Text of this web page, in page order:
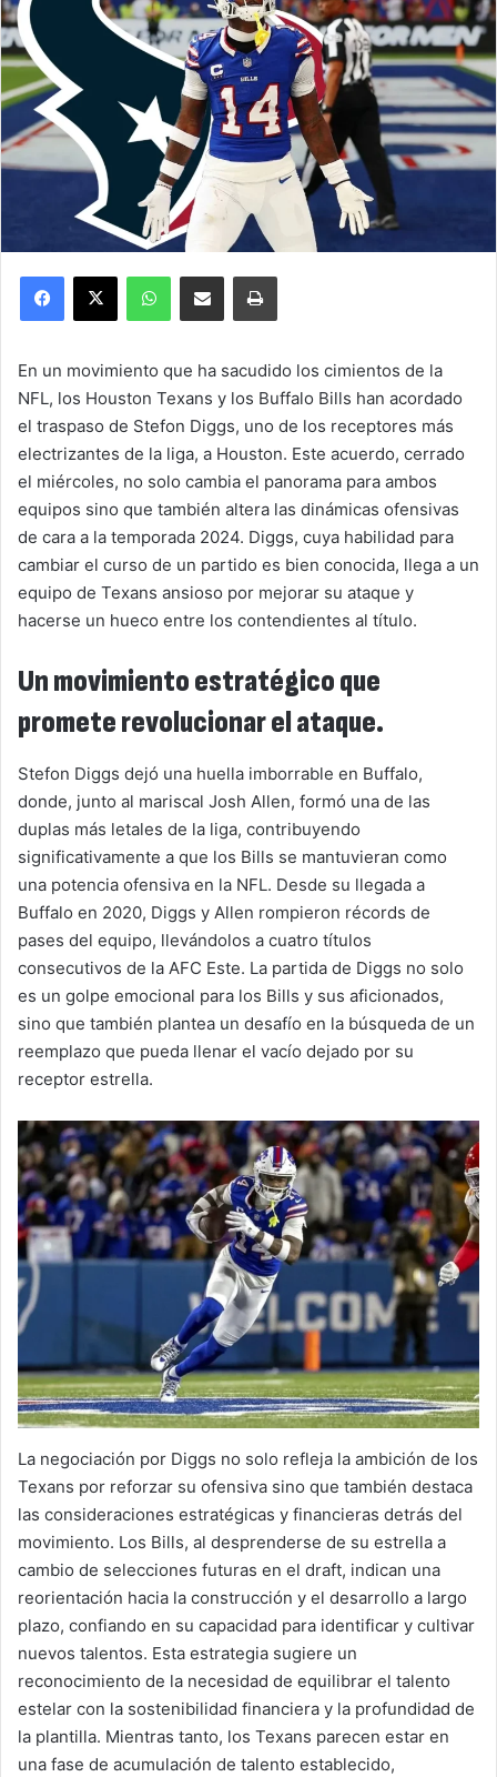
Facebook
X WhatsAppCompartir por correo electrónicoImprimir
En un movimiento que ha sacudido los cimientos de la
NFL, los Houston Texans y los Buffalo Bills han acordado
el traspaso de Stefon Diggs, uno de los receptores más
electrizantes de la liga, a Houston. Este acuerdo, cerrado
el miércoles, no solo cambia el panorama para ambos
equipos sino que también altera las dinámicas ofensivas
de cara a la temporada 2024. Diggs, cuya habilidad para
cambiar el curso de un partido es bien conocida, llega a un
equipo de Texans ansioso por mejorar su ataque y
hacerse un hueco entre los contendientes al título.
Un movimiento estratégico que
promete revolucionar el ataque.
Stefon Diggs dejó una huella imborrable en Buffalo,
donde, junto al mariscal Josh Allen, formó una de las
duplas más letales de la liga, contribuyendo
significativamente a que los Bills se mantuvieran como
una potencia ofensiva en la NFL. Desde su llegada a
Buffalo en 2020, Diggs y Allen rompieron récords de
pases del equipo, llevándolos a cuatro títulos
consecutivos de la AFC Este. La partida de Diggs no solo
es un golpe emocional para los Bills y sus aficionados,
sino que también plantea un desafío en la búsqueda de un
reemplazo que pueda llenar el vacío dejado por su
receptor estrella.
La negociación por Diggs no solo refleja la ambición de los
Texans por reforzar su ofensiva sino que también destaca
las consideraciones estratégicas y financieras detrás del
movimiento. Los Bills, al desprenderse de su estrella a
cambio de selecciones futuras en el draft, indican una
reorientación hacia la construcción y el desarrollo a largo
plazo, confiando en su capacidad para identificar y cultivar
nuevos talentos. Esta estrategia sugiere un
reconocimiento de la necesidad de equilibrar el talento
estelar con la sostenibilidad financiera y la profundidad de
la plantilla. Mientras tanto, los Texans parecen estar en
una fase de acumulación de talento establecido,